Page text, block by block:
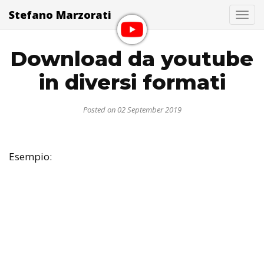
Stefano Marzorati
Download da youtube
in diversi formati
Posted on 02 September 2019
Esempio: